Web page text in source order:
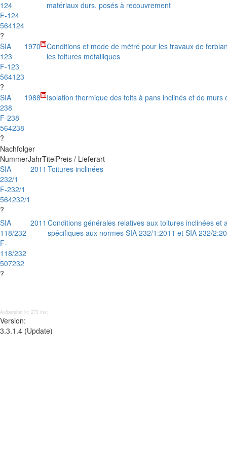
124
F-124
564124
?
matériaux durs, posés à recouvrement
SIA
123
F-123
564123
?
1970
Conditions et mode de métré pour les travaux de
les toitures métalliques
SIA
238
F-238
564238
?
1988 Isolation thermique des toits à pans inclinés et de murs
Nachfolger
NummerJahrTitelPreis / Lieferart
SIA
232/1
F-232/1
564232/1
?
2011 Toitures inclinées
SIA
118/232
F-
118/232
507232
?
2011 Conditions générales relatives aux toitures inclinées et
spécifiques aux normes SIA 232/1:2011 et SIA 232/
Aufbereitet in: 273 ms;
Version:
3.3.1.4 (Update)